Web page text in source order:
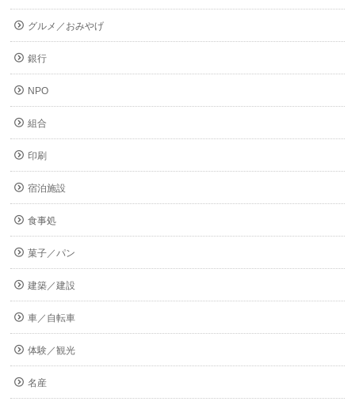
グルメ／おみやげ
銀行
NPO
組合
印刷
宿泊施設
食事処
菓子／パン
建築／建設
車／自転車
体験／観光
名産